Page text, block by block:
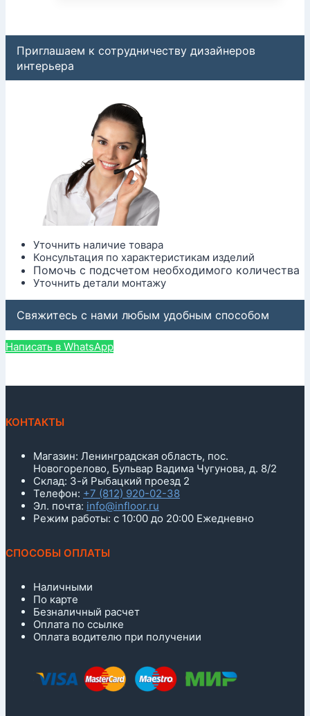
Приглашаем к сотрудничеству дизайнеров
интерьера
Уточнить наличие товара
Консультация по характеристикам изделий
Помочь с подсчетом необходимого количества
Уточнить детали монтажу
Свяжитесь с нами любым удобным способом
Написать в WhatsApp
КОНТАКТЫ
Магазин: Ленинградская область, пос.
Новогорелово, Бульвар Вадима Чугунова, д. 8/2
Склад: 3-й Рыбацкий проезд 2
Телефон: +7 (812) 920-02-38
Эл. почта: info@infloor.ru
Режим работы: с 10:00 до 20:00 Ежедневно
СПОСОБЫ ОПЛАТЫ
Наличными
По карте
Безналичный расчет
Оплата по ссылке
Оплата водителю при получении